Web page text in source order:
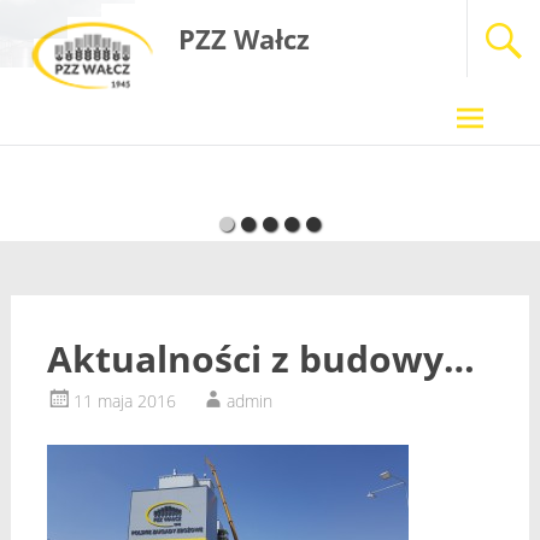
PZZ Wałcz
Skip
to
Aktualności z budowy…
11 maja 2016 admin